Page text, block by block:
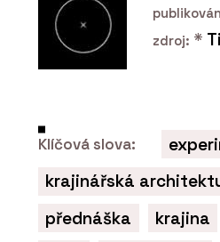
Když židle
zdroj: *
Klíčová slova:
krajinářská
přednáška
krajina